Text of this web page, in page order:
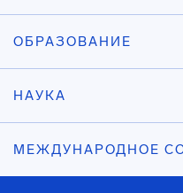
ОБРАЗОВАНИЕ
НАУКА
МЕЖДУНАРОДНОЕ